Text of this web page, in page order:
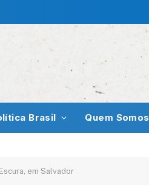
Brasil Quem Somos
em Salvador